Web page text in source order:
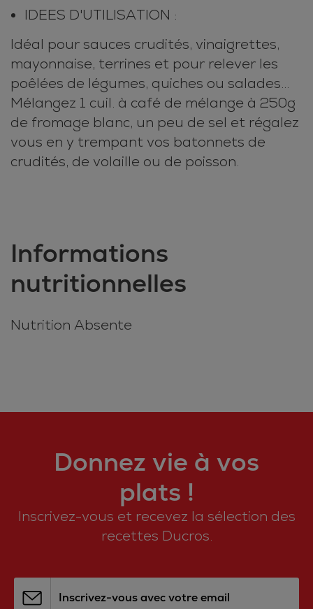
IDEES D'UTILISATION :
Idéal pour sauces crudités, vinaigrettes,
mayonnaise, terrines et pour relever les
poêlées de légumes, quiches ou salades…
Mélangez 1 cuil. à café de mélange à 250g
de fromage blanc, un peu de sel et régalez
vous en y trempant vos batonnets de
crudités, de volaille ou de poisson.
Informations
nutritionnelles
Nutrition Absente
Donnez vie à vos
plats !
Inscrivez-vous et recevez la sélection des
recettes Ducros.
Inscrivez-vous avec votre email